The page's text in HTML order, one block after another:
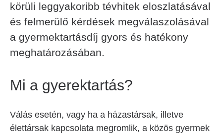
körüli leggyakoribb tévhitek eloszlatásával
és felmerülő kérdések megválaszolásával
a gyermektartásdíj gyors és hatékony
meghatározásában.
Mi a gyerektartás?
Válás esetén, vagy ha a házastársak, illetve
élettársak kapcsolata megromlik, a közös gyermek